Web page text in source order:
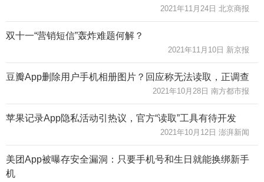
2021年11月24日 北京商报
双十一“营销短信”轰炸难题何解？
2021年11月10日 新京报
豆瓣App删除用户手机相册图片？回应称无法读取，正调查
2021年10月28日 南方都市报
苹果记录App隐私活动引热议，官方“读取”工具有待开发
2021年10月12日 澎湃新闻
美团App被曝存安全漏洞：只要手机号和生日就能换绑新手
机